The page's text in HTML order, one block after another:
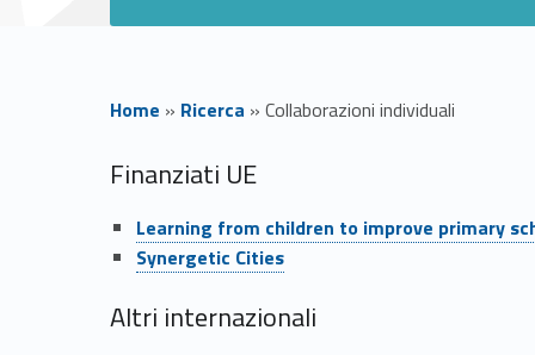
Home » Ricerca » Collaborazioni individuali
C
o
l
Finanziati UE
Link identifier #identifier__152048-1Learning from children to improve primary
Link identifier #identifier__58840-2
Synergetic Cities
Altri internazionali